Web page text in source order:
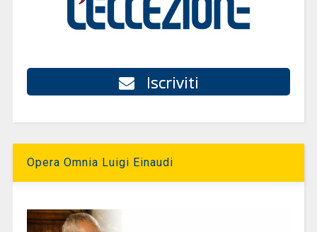
Iscriviti
Opera Omnia Luigi Einaudi